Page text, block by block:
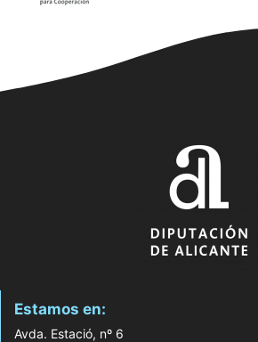
Estamos en:
Avda. Estació, nº 6